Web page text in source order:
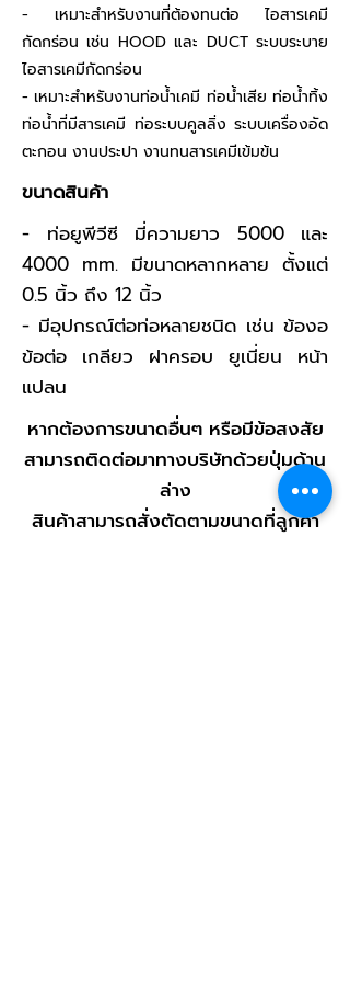
- เหมาะสำหรับงานที่ต้องทนต่อ ไอสารเคมี
กัดกร่อน เช่น HOOD และ DUCT ระบบระบาย
ไอสารเคมีกัดกร่อน
- เหมาะสำหรับงานท่อน้ำเคมี ท่อน้ำเสีย ท่อน้ำทิ้ง
ท่อน้ำที่มีสารเคมี ท่อระบบคูลลิ่ง ระบบเครื่องอัด
ตะกอน งานประปา งานทนสารเคมีเข้มข้น
ขนาดสินค้า
- ท่อยูพีวีซี มี่ความยาว 5000 และ
4000 mm. มีขนาดหลากหลาย ตั้งแต่
0.5 นิ้ว ถึง 12 นิ้ว
- มีอุปกรณ์ต่อท่อหลายชนิด เช่น ข้องอ
ข้อต่อ เกลียว ฝาครอบ ยูเนี่ยน หน้า
แปลน
หากต้องการขนาดอื่นๆ หรือมีข้อสงสัย
สามารถติดต่อมาทางบริษัทด้วยปุ่มด้าน
ล่าง
สินค้าสามารถสั่งตัดตามขนาดที่ลูกค้า